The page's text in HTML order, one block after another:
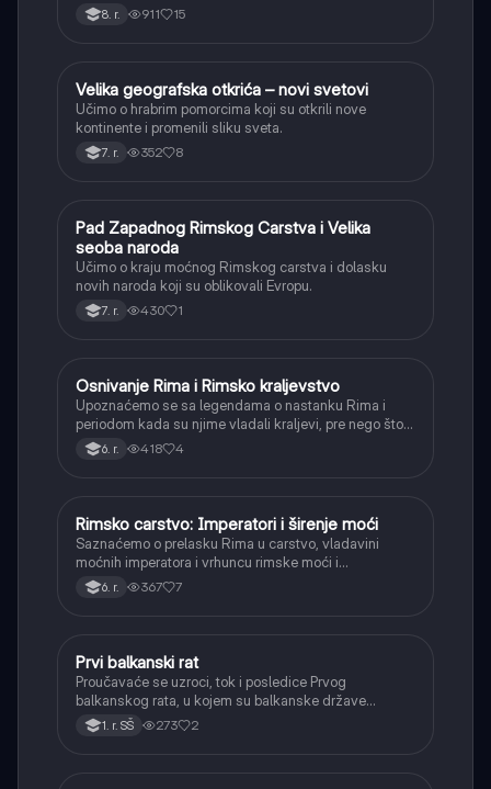
8. r. 911 15
Istorija
Velika geografska otkrića – novi svetovi
Učimo o hrabrim pomorcima koji su otkrili nove
kontinente i promenili sliku sveta.
7. r. 352 8
Istorija
Pad Zapadnog Rimskog Carstva i Velika
seoba naroda
Učimo o kraju moćnog Rimskog carstva i dolasku
novih naroda koji su oblikovali Evropu.
7. r. 430 1
Istorija
Osnivanje Rima i Rimsko kraljevstvo
Upoznaćemo se sa legendama o nastanku Rima i
periodom kada su njime vladali kraljevi, pre nego što
je postao republika.
6. r. 418 4
Istorija
Rimsko carstvo: Imperatori i širenje moći
Saznaćemo o prelasku Rima u carstvo, vladavini
moćnih imperatora i vrhuncu rimske moći i
teritorijalnog širenja.
6. r. 367 7
Istorija
Prvi balkanski rat
Proučavaće se uzroci, tok i posledice Prvog
balkanskog rata, u kojem su balkanske države
oslobodile veći deo teritorija od Osmanskog carstva.
1. r. SŠ 273 2